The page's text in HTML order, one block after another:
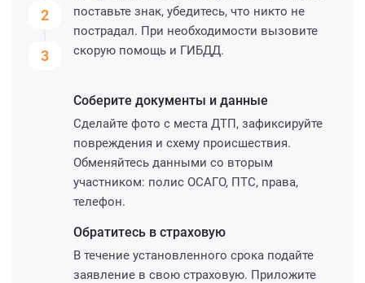
2
3
поставьте знак, убедитесь, что никто не
пострадал. При необходимости вызовите
скорую помощь и ГИБДД.
Соберите документы и данные
Сделайте фото с места ДТП, зафиксируйте
повреждения и схему происшествия.
Обменяйтесь данными со вторым
участником: полис ОСАГО, ПТС, права,
телефон.
Обратитесь в страховую
В течение установленного срока подайте
заявление в свою страховую. Приложите